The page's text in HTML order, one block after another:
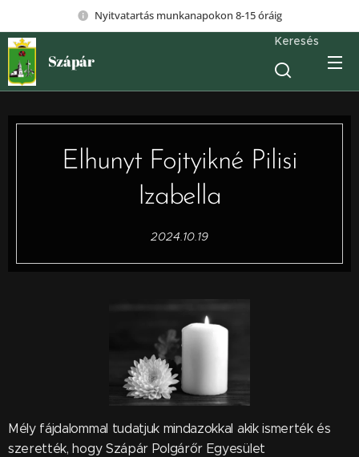
Nyitvatartás munkanapokon 8-15 óráig
Szápár
Keresés
Elhunyt Fojtyikné Pilisi
Izabella
2024.10.19
Mély fájdalommal tudatjuk mindazokkal akik ismerték és
szerették, hogy Szápár Polgárőr Egyesület